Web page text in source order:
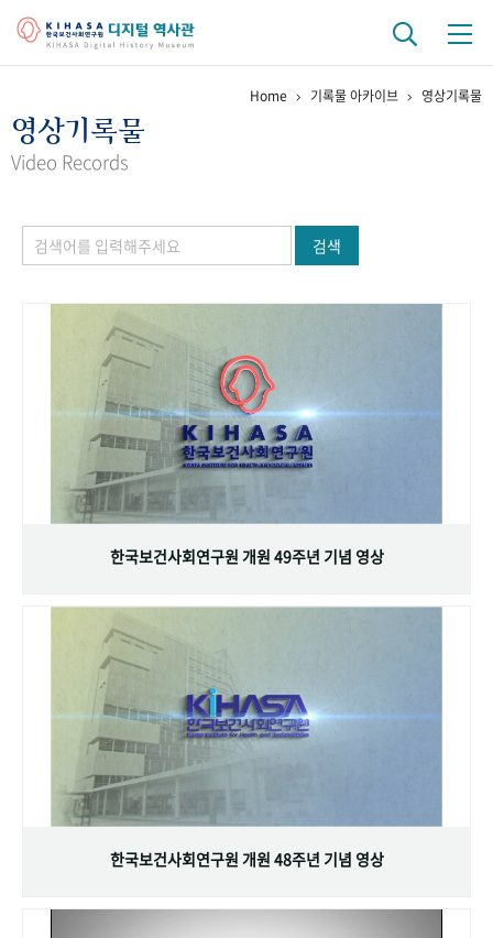
걸어온 길 기관 변천사
정책과 연구 키워드로 보는 연구 역사
연구자들
기록물 아카이브
사진 아카이브 문서 기록물 행정박물 영상 기록물
주년 기념
성과 50선 숫자로 보는 50년
VR 역사관
Home 기록물 아카이브 영상기록물
영상기록물
Video Records
검색
한국보건사회연구원 개원 49주년 기념 영상
한국보건사회연구원 개원 48주년 기념 영상